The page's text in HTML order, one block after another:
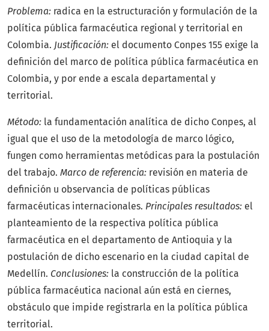
Problema: radica en la estructuración y formulación de la
política pública farmacéutica regional y territorial en
Colombia. Justificación: el documento Conpes 155 exige la
definición del marco de política pública farmacéutica en
Colombia, y por ende a escala departamental y
territorial.
Método: la fundamentación analítica de dicho Conpes, al
igual que el uso de la metodología de marco lógico,
fungen como herramientas metódicas para la postulación
del trabajo. Marco de referencia: revisión en materia de
definición u observancia de políticas públicas
farmacéuticas internacionales. Principales resultados: el
planteamiento de la respectiva política pública
farmacéutica en el departamento de Antioquia y la
postulación de dicho escenario en la ciudad capital de
Medellín. Conclusiones: la construcción de la política
pública farmacéutica nacional aún está en ciernes,
obstáculo que impide registrarla en la política pública
territorial.